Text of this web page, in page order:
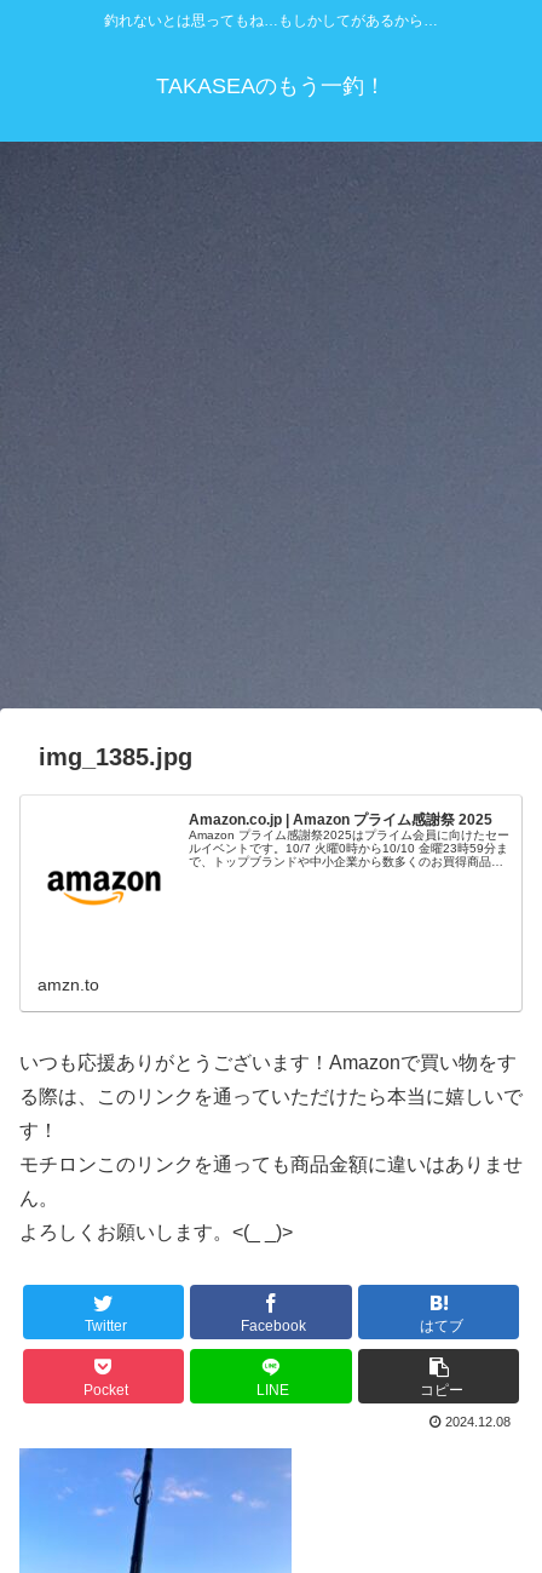
釣れないとは思ってもね…もしかしてがあるから…
TAKASEAのもう一釣！
img_1385.jpg
Amazon.co.jp | Amazon プライム感謝祭 2025
Amazon プライム感謝祭2025はプライム会員に向けたセー
ルイベントです。10/7 火曜0時から10/10 金曜23時59分ま
で、トップブランドや中小企業から数多くのお買得商品が
amzn.to
いつも応援ありがとうございます！Amazonで買い物をす
る際は、このリンクを通っていただけたら本当に嬉しいで
す！
モチロンこのリンクを通っても商品金額に違いはありませ
ん。
よろしくお願いします。<(_ _)>
Twitter Facebook はてブ
Pocket LINE コピー
2024.12.08